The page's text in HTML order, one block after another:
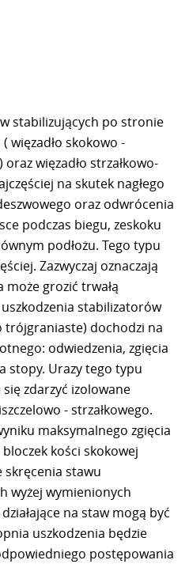
stabilizujących po stronie
więzadło skokowo -
oraz więzadło strzałkowo-
na skutek nagłego
oraz odwrócenia
podczas biegu, zeskoku
podłożu. Tego typu
Zazwyczaj oznaczają
grozić trwałą
stabilizatorów
trójgraniaste) dochodzi na
odwiedzenia, zgięcia
stopy. Urazy tego typu
zdarzyć izolowane
- strzałkowego.
maksymalnego zgięcia
kości skokowej
skręcenia stawu
wyżej wymienionych
na staw mogą być
uszkodzenia będzie
postępowania